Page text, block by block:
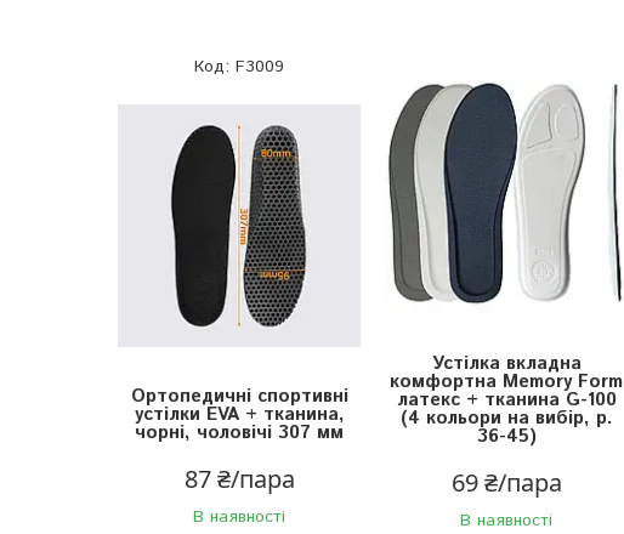
F3009
Ортопедичні спортивні
устілки EVA + тканина,
чорні, чоловічі 307 мм
87 ₴/пара
В наявності
Устілка вкладна
комфортна Memory Form
латекс + тканина G-100
(4 кольори на вибір, р.
36-45)
69 ₴/пара
В наявності